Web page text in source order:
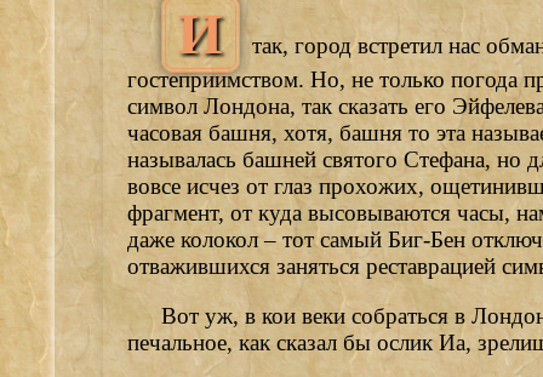
И
так, город встретил нас
гостеприимством. Но, не только погода
символ Лондона, так сказать его
часовая башня, хотя, башня то эта
называлась башней святого Стефана, но
вовсе исчез от глаз прохожих,
фрагмент, от куда высовываются часы,
даже колокол – тот самый Биг-Бен
отважившихся заняться реставрацией
Вот уж, в кои веки собраться в
печальное, как сказал бы ослик Иа,